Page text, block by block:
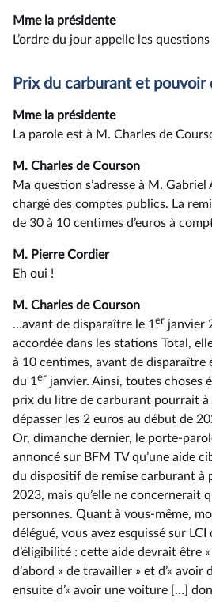
Mme la présidente
L’ordre du jour appelle les
Prix du carburant et pouvoir
Mme la présidente
La parole est à M. Charles de
M. Charles de Courson
Ma question s’adresse à M.
chargé des comptes publics. La
de 30 à 10 centimes d’euros à
M. Pierre Cordier
Eh oui !
M. Charles de Courson
…avant de disparaître le 1 er janvier
accordée dans les stations Total,
à 10 centimes, avant de disparaître
du 1 er janvier. Ainsi, toutes choses
prix du litre de carburant pourrait à
dépasser les 2 euros au début de
Or, dimanche dernier, le porte-
annoncé sur BFM TV qu’une aide
du dispositif de remise carburant à
2023, mais qu’elle ne concernerait
personnes. Quant à vous-même,
délégué, vous avez esquissé sur
d’éligibilité : cette aide devrait être
d’abord « de travailler » et d’« avoir
ensuite d’« avoir une voiture […]